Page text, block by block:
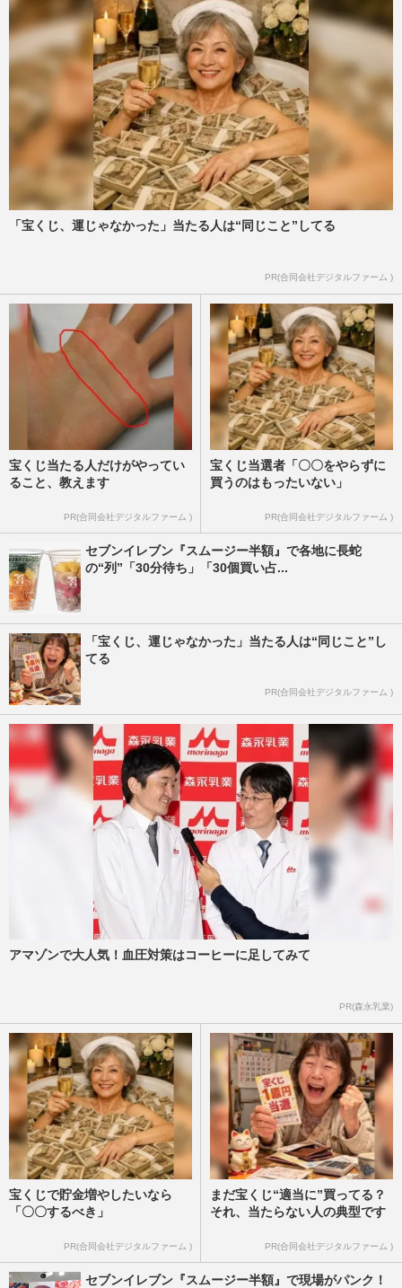
「宝くじ、運じゃなかった」当たる人は“同じこと”してる
PR(合同会社デジタルファーム )
宝くじ当たる人だけがやってい
ること、教えます
PR(合同会社デジタルファーム )
宝くじ当選者「〇〇をやらずに
買うのはもったいない」
PR(合同会社デジタルファーム )
セブンイレブン『スムージー半額』で各地に長蛇
の“列”「30分待ち」「30個買い占...
「宝くじ、運じゃなかった」当たる人は“同じこと”し
てる
PR(合同会社デジタルファーム )
アマゾンで大人気！血圧対策はコーヒーに足してみて
PR(森永乳業)
宝くじで貯金増やしたいなら
「〇〇するべき」
PR(合同会社デジタルファーム )
まだ宝くじ“適当に”買ってる？
それ、当たらない人の典型です
PR(合同会社デジタルファーム )
セブンイレブン『スムージー半額』で現場がパンク！